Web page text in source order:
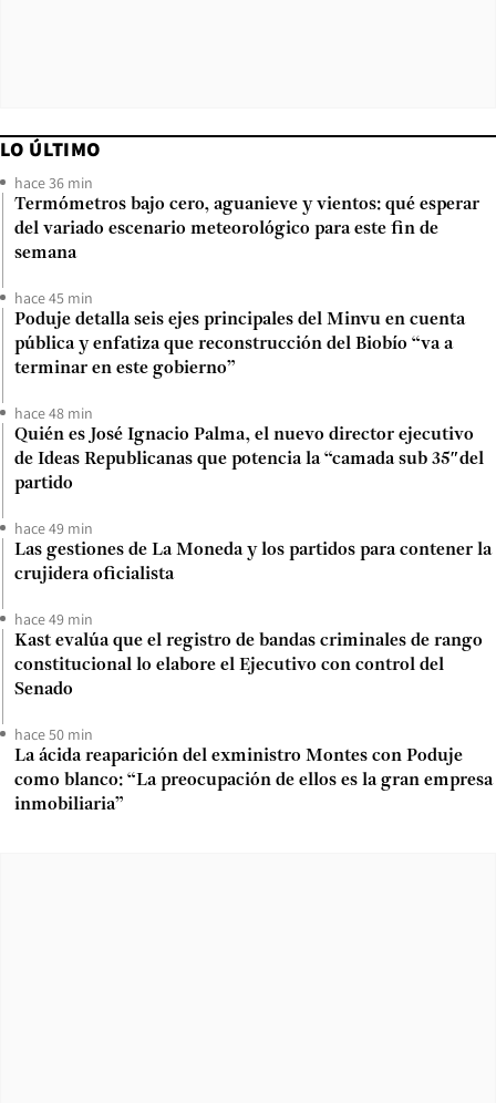
LO ÚLTIMO
hace 36 min
Termómetros bajo cero, aguanieve y vientos: qué esperar
del variado escenario meteorológico para este fin de
semana
hace 45 min
Poduje detalla seis ejes principales del Minvu en cuenta
pública y enfatiza que reconstrucción del Biobío “va a
terminar en este gobierno”
hace 48 min
Quién es José Ignacio Palma, el nuevo director ejecutivo
de Ideas Republicanas que potencia la “camada sub 35″del
partido
hace 49 min
Las gestiones de La Moneda y los partidos para contener la
crujidera oficialista
hace 49 min
Kast evalúa que el registro de bandas criminales de rango
constitucional lo elabore el Ejecutivo con control del
Senado
hace 50 min
La ácida reaparición del exministro Montes con Poduje
como blanco: “La preocupación de ellos es la gran empresa
inmobiliaria”